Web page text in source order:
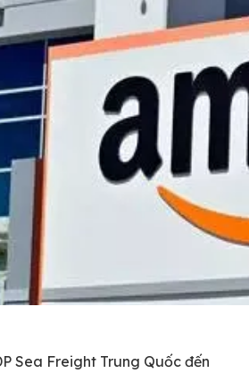
Sea Freight Trung Quốc đến